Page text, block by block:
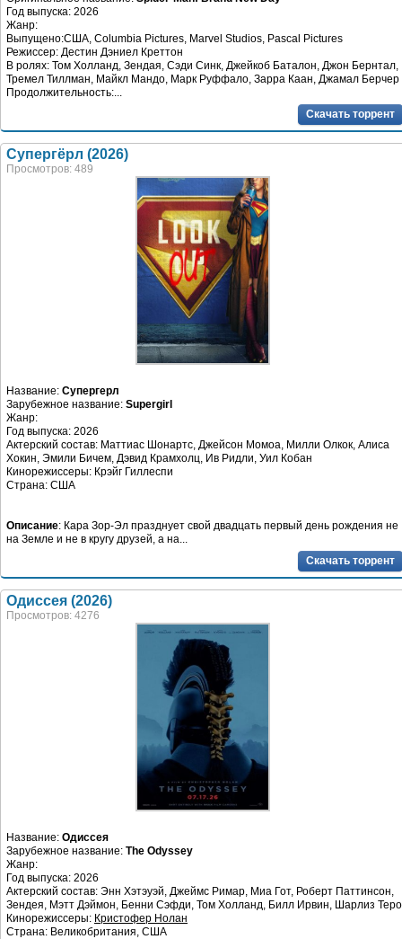
Год выпуска: 2026
Жанр:
Выпущено:США, Columbia Pictures, Marvel Studios, Pascal Pictures
Режиссер: Дестин Дэниел Креттон
В ролях: Том Холланд, Зендая, Сэди Синк, Джейкоб Баталон, Джон Бернтал,
Тремел Тиллман, Майкл Мандо, Марк Руффало, Зарра Каан, Джамал Берчер
Продолжительность:...
Скачать торрент
Супергёрл (2026)
Просмотров: 489
Название: Супергерл
Зарубежное название: Supergirl
Жанр:
Год выпуска: 2026
Актерский состав: Маттиас Шонартс, Джейсон Момоа, Милли Олкок, Алиса
Хокин, Эмили Бичем, Дэвид Крамхолц, Ив Ридли, Уил Кобан
Кинорежиссеры: Крэйг Гиллеспи
Страна: США
Описание: Кара Зор-Эл празднует свой двадцать первый день рождения не
на Земле и не в кругу друзей, а на...
Скачать торрент
Одиссея (2026)
Просмотров: 4276
Название: Одиссея
Зарубежное название: The Odyssey
Жанр:
Год выпуска: 2026
Актерский состав: Энн Хэтэуэй, Джеймс Римар, Миа Гот, Роберт Паттинсон,
Зендея, Мэтт Дэймон, Бенни Сэфди, Том Холланд, Билл Ирвин, Шарлиз
Кинорежиссеры: Кристофер Нолан
Страна: Великобритания, США